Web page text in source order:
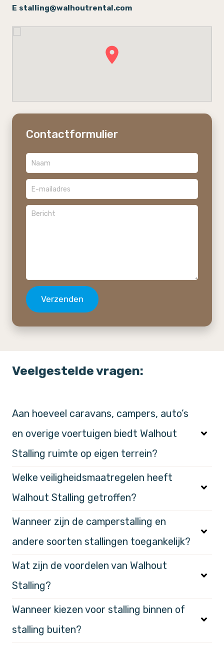
E stalling@walhoutrental.com
Contactformulier
Verzenden
Veelgestelde vragen:
Aan hoeveel caravans, campers, auto’s
en overige voertuigen biedt Walhout
Stalling ruimte op eigen terrein?
Welke veiligheidsmaatregelen heeft
Walhout Stalling getroffen?
Wanneer zijn de camperstalling en
andere soorten stallingen toegankelijk?
Wat zijn de voordelen van Walhout
Stalling?
Wanneer kiezen voor stalling binnen of
stalling buiten?